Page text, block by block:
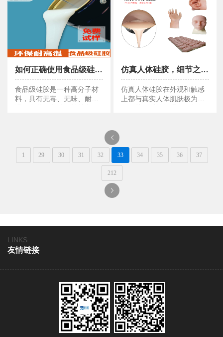
塑胶玩具、电镀产品、电子
玩具、商标、通讯设备、电
子产品、工艺礼品文具等产
如何正确使用食品级硅胶原料？
如何正确使用食品级硅胶原料？看这里就对了！
食品级硅胶是一种高分子材
料，具有无毒、无味、耐高
仿真人体硅胶细节
仿真人体硅胶，细节之处见真章让你感受前所未有的真实触感
仿真人体硅胶在外观和触感
上都与真实人体肌肤极为相
页
1 29 30 31 32 33 34 35 36 37
212
LINKS
友情链接